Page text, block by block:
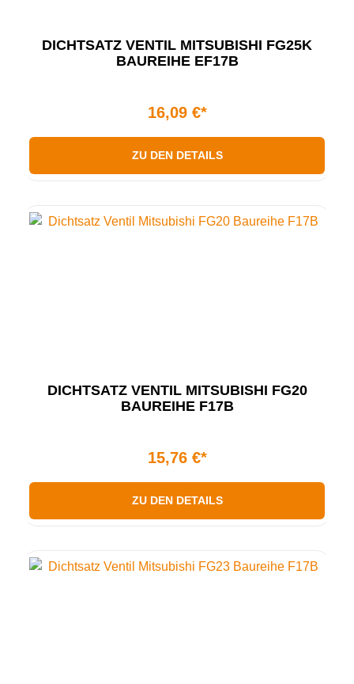
DICHTSATZ VENTIL MITSUBISHI FG25K
BAUREIHE EF17B
16,09 €*
ZU DEN DETAILS
DICHTSATZ VENTIL MITSUBISHI FG20
BAUREIHE F17B
15,76 €*
ZU DEN DETAILS